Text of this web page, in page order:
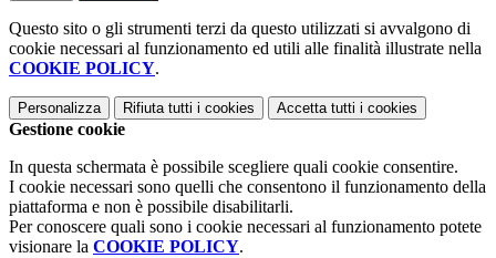
Questo sito o gli strumenti terzi da questo utilizzati si avvalgono di
cookie necessari al funzionamento ed utili alle finalità illustrate nella
COOKIE POLICY.
Personalizza Rifiuta tutti i cookies Accetta tutti i cookies
Gestione cookie
In questa schermata è possibile scegliere quali cookie consentire.
I cookie necessari sono quelli che consentono il funzionamento della
piattaforma e non è possibile disabilitarli.
Per conoscere quali sono i cookie necessari al funzionamento potete
visionare la COOKIE POLICY.